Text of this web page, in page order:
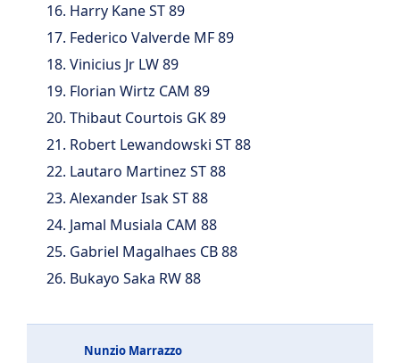
Harry Kane ST 89
Federico Valverde MF 89
Vinicius Jr LW 89
Florian Wirtz CAM 89
Thibaut Courtois GK 89
Robert Lewandowski ST 88
Lautaro Martinez ST 88
Alexander Isak ST 88
Jamal Musiala CAM 88
Gabriel Magalhaes CB 88
Bukayo Saka RW 88
Nunzio Marrazzo